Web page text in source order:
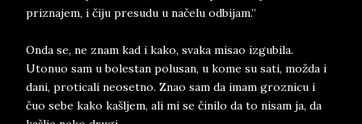
priznajem, i čiju presudu u načelu odbijam.”
Onda se, ne znam kad i kako, svaka misao izgubila.
Utonuo sam u bolestan polusan, u kome su sati, možda i
dani, proticali neosetno. Znao sam da imam groznicu i
čuo sebe kako kašljem, ali mi se činilo da to nisam ja, da